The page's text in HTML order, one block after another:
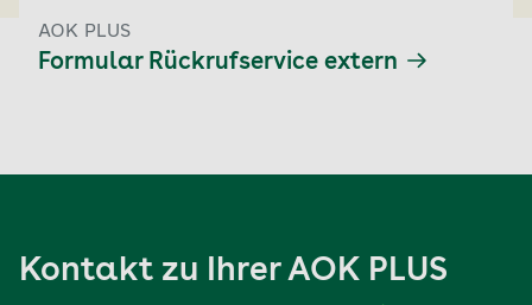
AOK PLUS
Formular Rückrufservice extern
Kontakt zu Ihrer AOK PLUS